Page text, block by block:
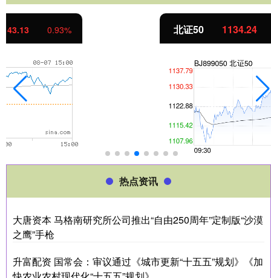
北证50 11.37 1.01%
热点资讯
大唐资本 马格南研究所公司推出“自由250周年”定制版“沙漠
之鹰”手枪
升富配资 国常会：审议通过《城市更新“十五五”规划》《加